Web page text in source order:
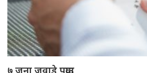
७ जना जुवाडे पक्राउ